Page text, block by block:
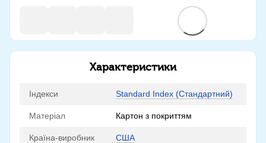
Характеристики
Індекси Standard Index (Стандартний)
Матеріал Картон з покриттям
Країна-виробник США